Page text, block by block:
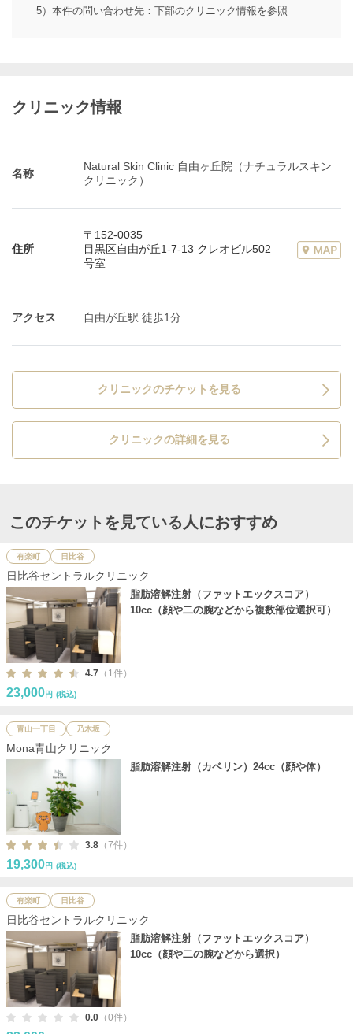
5）本件の問い合わせ先：下部のクリニック情報を参照
クリニック情報
名称
Natural Skin Clinic 自由ヶ丘院（ナチュラルスキン
クリニック）
住所
〒152-0035
目黒区自由が丘1-7-13 クレオビル502
号室
アクセス 自由が丘駅 徒歩1分
クリニックのチケットを見る
クリニックの詳細を見る
このチケットを見ている人におすすめ
有楽町 日比谷
日比谷セントラルクリニック
脂肪溶解注射（ファットエックスコア）
10cc（顔や二の腕などから複数部位選択可）
4.7 （1件）
23,000円 (税込)
青山一丁目 乃木坂
Mona青山クリニック
脂肪溶解注射（カベリン）24cc（顔や体）
3.8 （7件）
19,300円 (税込)
有楽町 日比谷
日比谷セントラルクリニック
脂肪溶解注射（ファットエックスコア）
10cc（顔や二の腕などから選択）
0.0 （0件）